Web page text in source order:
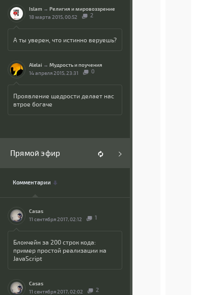
Islam → Религия и мировоззрение
18 марта 2015, 00:52
2
А ты уверен, что истинно веруешь?
Alelai → Мудрость и поучения
14 апреля 2015, 23:31
0
Проявление щедрости делает нас
втрое богаче
Прямой эфир
Комментарии
Casas
11 сентября 2017, 02:12
1
Блокчейн за 200 строк кода:
пример простой реализации на
JavaScript
Casas
11 сентября 2017, 02:02
2